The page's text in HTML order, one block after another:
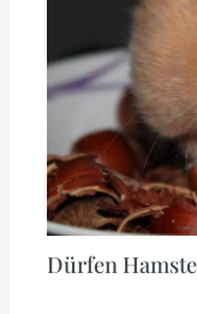
Dürfen